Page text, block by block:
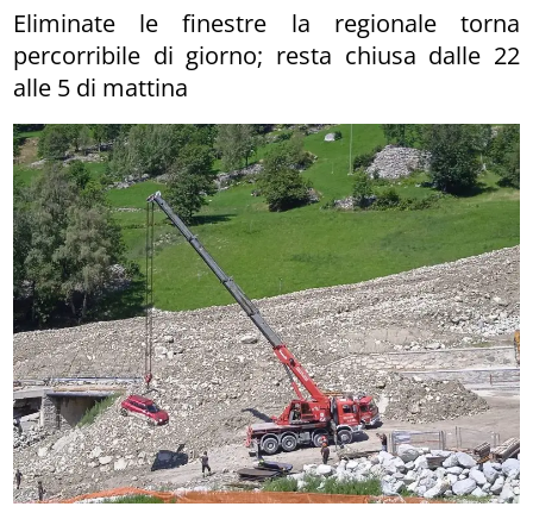
Eliminate le finestre la regionale torna
percorribile di giorno; resta chiusa dalle 22
alle 5 di mattina